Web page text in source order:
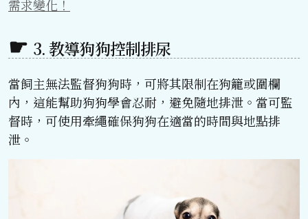
需求變化！
3. 教導狗狗控制排尿
當飼主無法監督狗狗時，可將其限制在狗籠或圍欄
內，這能幫助狗狗學會忍耐，避免隨地排泄。當可監
督時，可使用牽繩確保狗狗在適當的時間與地點排
泄。